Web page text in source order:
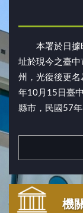
本署於日據時
址於現今之臺
州，光復後更
年10月15日臺
縣市，民國57
機